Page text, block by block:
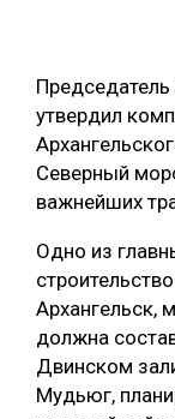
ЛОГИСТИКА
ПРОИЗВОДСТВО
КОМПЛЕКСНАЯ
ЛЕСОПИЛЕНИЕ
ДЕРЕВЯННОЕ
ТЕМАТИЧЕСКИЕ
ПОДБОРКИ СТАТЕЙ
утвердил
Северный
важнейших
Одно из
Архангельск,
должна
Двинском
Мудьюг,